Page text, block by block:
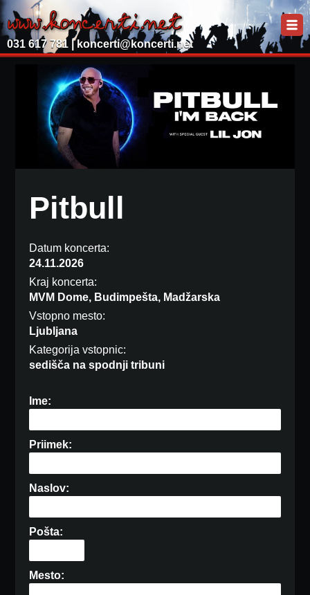
031 617 781 | koncerti@koncerti.net
Pitbull
Datum koncerta:
24.11.2026
Kraj koncerta:
MVM Dome, Budimpešta, Madžarska
Vstopno mesto:
Ljubljana
Kategorija vstopnic:
sedišča na spodnji tribuni
Ime:
Priimek:
Naslov:
Pošta:
Mesto: